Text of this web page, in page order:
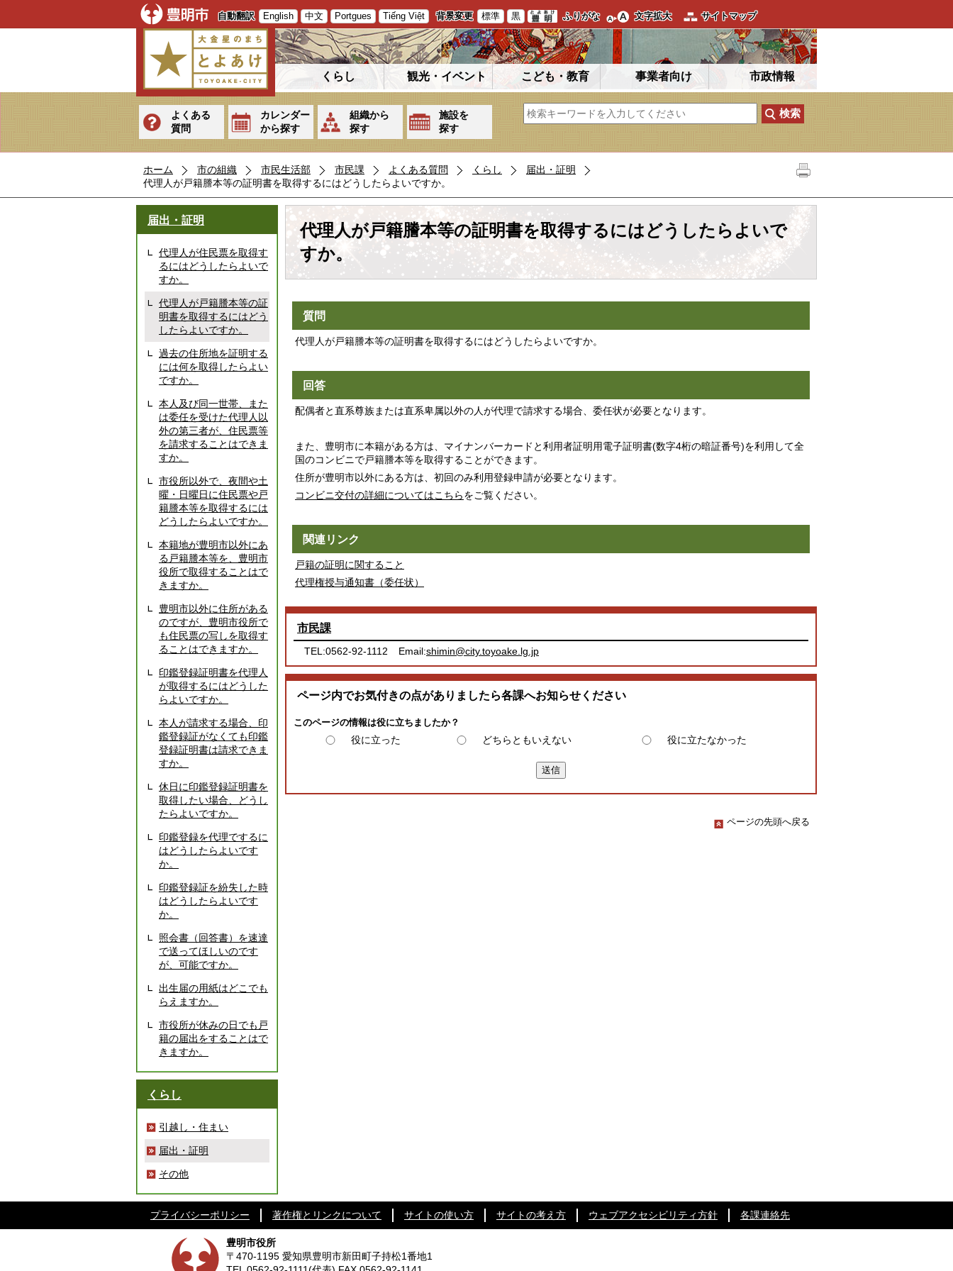
自動翻訳 English 中文 Portgues Tiếng Việt 背景変更 標準 黒 ふりがな 文字拡大 サイトマップ
くらし 観光・イベント こども・教育 事業者向け 市政情報
よくある
質問
カレンダー
から探す
組織から
探す
施設を
探す
ホーム 市の組織 市民生活部 市民課 よくある質問 くらし
届出・証明
代理人が戸籍謄本等の証明書を取得するにはどうしたらよいですか。
届出・証明
代理人が住民票を取得す
るにはどうしたらよいで
すか。
代理人が戸籍謄本等の証
明書を取得するにはどう
したらよいですか。
過去の住所地を証明する
には何を取得したらよい
ですか。
本人及び同一世帯、また
は委任を受けた代理人以
外の第三者が、住民票等
を請求することはできま
すか。
市役所以外で、夜間や土
曜・日曜日に住民票や戸
籍謄本等を取得するには
どうしたらよいですか。
本籍地が豊明市以外にあ
る戸籍謄本等を、豊明市
役所で取得することはで
きますか。
豊明市以外に住所がある
のですが、豊明市役所で
も住民票の写しを取得す
ることはできますか。
印鑑登録証明書を代理人
が取得するにはどうした
らよいですか。
本人が請求する場合、印
鑑登録証がなくても印鑑
登録証明書は請求できま
すか。
休日に印鑑登録証明書を
取得したい場合、どうし
たらよいですか。
印鑑登録を代理でするに
はどうしたらよいです
か。
印鑑登録証を紛失した時
はどうしたらよいです
か。
照会書（回答書）を速達
で送ってほしいのです
が、可能ですか。
出生届の用紙はどこでも
らえますか。
市役所が休みの日でも戸
籍の届出をすることはで
きますか。
くらし
引越し・住まい
届出・証明
その他
代理人が戸籍謄本等の証明書を取得するにはどうしたらよいで
すか。
質問
代理人が戸籍謄本等の証明書を取得するにはどうしたらよいですか。
回答
配偶者と直系尊族または直系卑属以外の人が代理で請求する場合、委任状が必要となります。
また、豊明市に本籍がある方は、マイナンバーカードと利用者証明用電子証明書(数字4桁の暗証番号)を利用して全
国のコンビニで戸籍謄本等を取得することができます。
住所が豊明市以外にある方は、初回のみ利用登録申請が必要となります。
コンビニ交付の詳細についてはこちらをご覧ください。
関連リンク
戸籍の証明に関すること
代理権授与通知書（委任状）
市民課
TEL:0562-92-1112 Email:shimin@city.toyoake.lg.jp
ページ内でお気付きの点がありましたら各課へお知らせください
このページの情報は役に立ちましたか？
役に立った どちらともいえない 役に立たなかった
ページの先頭へ戻る
プライバシーポリシー 著作権とリンクについて サイトの使い方 サイトの考え方 ウェブアクセシビリティ方針 各課連絡先
豊明市役所
〒470-1195 愛知県豊明市新田町子持松1番地1